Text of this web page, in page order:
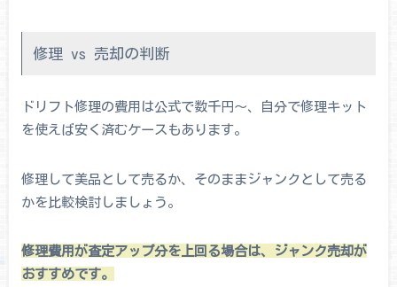
修理 vs 売却の判断
ドリフト修理の費用は公式で数千円〜、自分で修理キット
を使えば安く済むケースもあります。
修理して美品として売るか、そのままジャンクとして売る
かを比較検討しましょう。
修理費用が査定アップ分を上回る場合は、ジャンク売却が
おすすめです。